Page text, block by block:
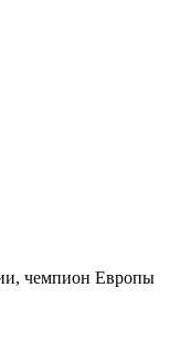
чемпион Европы